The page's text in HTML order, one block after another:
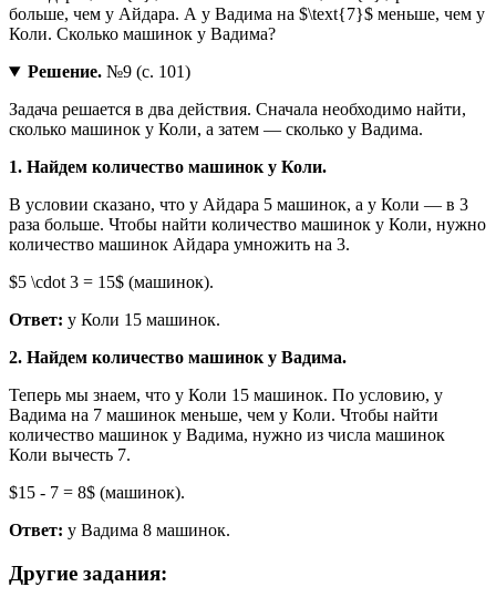
больше, чем у Айдара. А у Вадима на $\text{7}$ меньше, чем у
Коли. Сколько машинок у Вадима?
Решение.№9 (с. 101)
Задача решается в два действия. Сначала необходимо найти,
сколько машинок у Коли, а затем — сколько у Вадима.
1. Найдем количество машинок у Коли.
В условии сказано, что у Айдара 5 машинок, а у Коли — в 3
раза больше. Чтобы найти количество машинок у Коли, нужно
количество машинок Айдара умножить на 3.
$5 \cdot 3 = 15$ (машинок).
Ответ: у Коли 15 машинок.
2. Найдем количество машинок у Вадима.
Теперь мы знаем, что у Коли 15 машинок. По условию, у
Вадима на 7 машинок меньше, чем у Коли. Чтобы найти
количество машинок у Вадима, нужно из числа машинок
Коли вычесть 7.
$15 - 7 = 8$ (машинок).
Ответ: у Вадима 8 машинок.
Другие задания: